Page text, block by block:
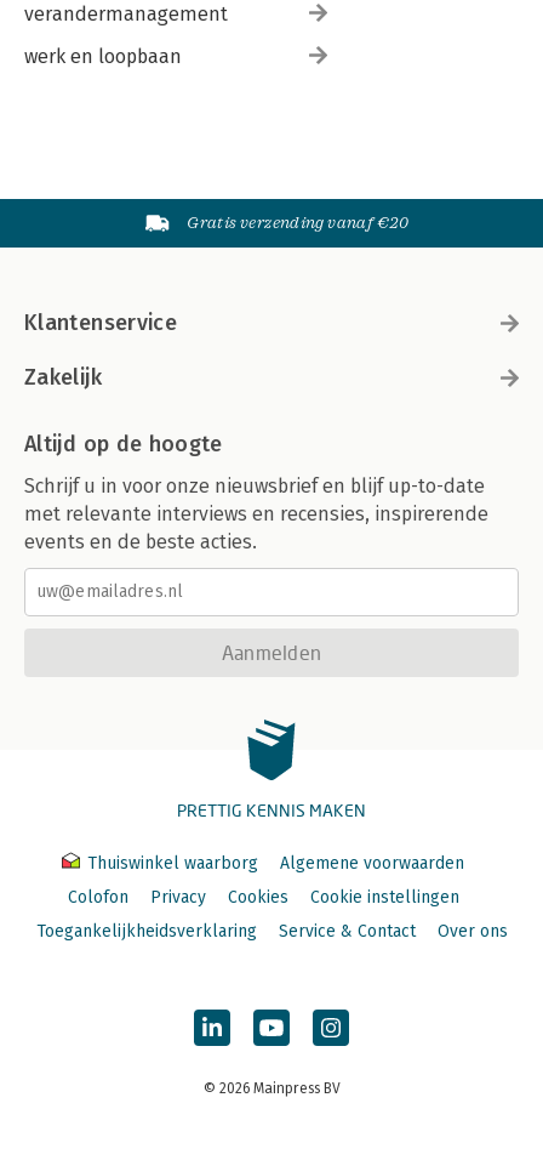
verandermanagement
werk en loopbaan
Gratis verzending vanaf €20
Klantenservice
Zakelijk
Altijd op de hoogte
Schrijf u in voor onze nieuwsbrief en blijf up-to-date
met relevante interviews en recensies, inspirerende
events en de beste acties.
Aanmelden
PRETTIG KENNIS MAKEN
Thuiswinkel waarborg
Algemene voorwaarden
Colofon
Privacy Cookies
Cookie instellingen
Toegankelijkheidsverklaring
Service & Contact Over ons
© 2026 Mainpress BV